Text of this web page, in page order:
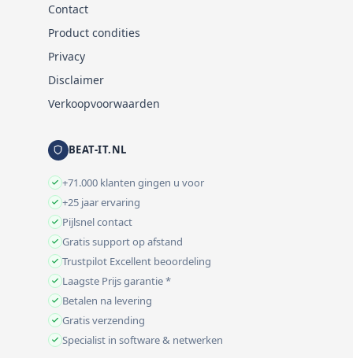
Contact
Product condities
Privacy
Disclaimer
Verkoopvoorwaarden
BEAT-IT.NL
+71.000 klanten gingen u voor
+25 jaar ervaring
Pijlsnel contact
Gratis support op afstand
Trustpilot Excellent beoordeling
Laagste Prijs garantie *
Betalen na levering
Gratis verzending
Specialist in software & netwerken